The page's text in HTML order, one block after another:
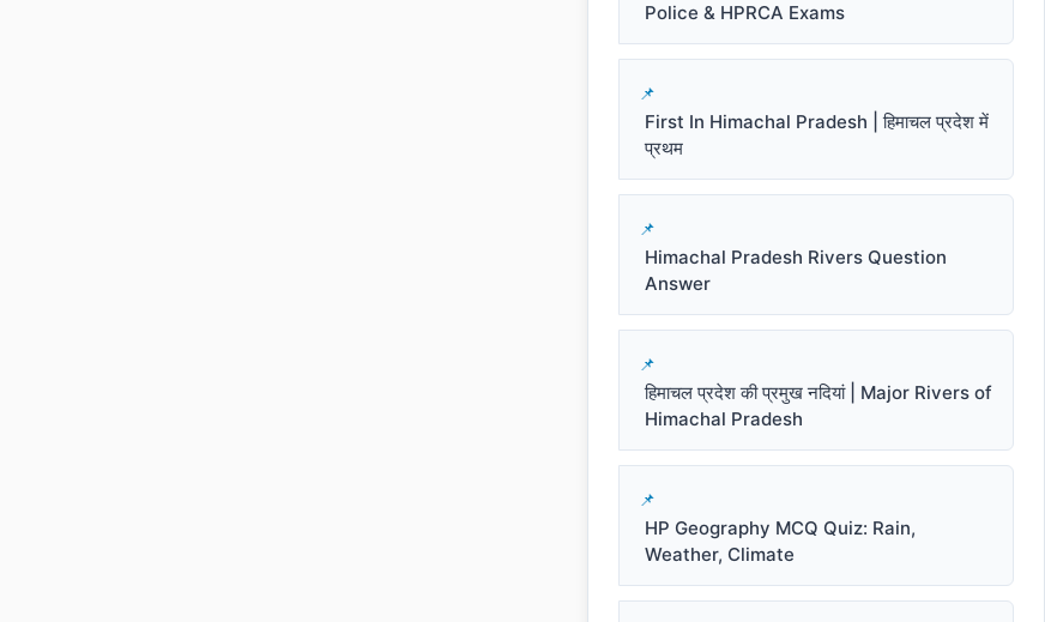
Police & HPRCA Exams
First In Himachal Pradesh | हिमाचल प्रदेश में
प्रथम
Himachal Pradesh Rivers Question
Answer
हिमाचल प्रदेश की प्रमुख नदियां | Major Rivers of
Himachal Pradesh
HP Geography MCQ Quiz: Rain,
Weather, Climate